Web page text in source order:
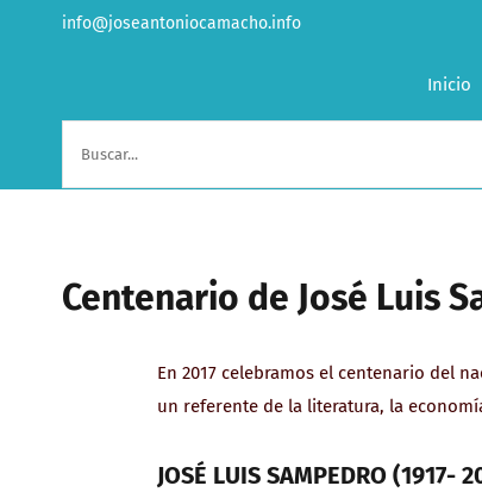
info@joseantoniocamacho.info
Inicio
Centenario de José Luis
En 2017 celebramos el centenario del
un referente de la literatura, la
JOSÉ LUIS SAMPEDRO (1917-